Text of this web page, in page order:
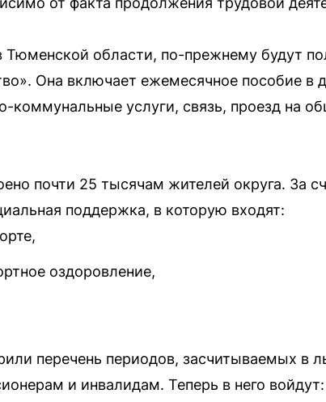
области, по-прежнему будут
Она включает ежемесячное пособие в
услуги, связь, проезд на
почти 25 тысячам жителей округа. За
поддержка, в которую входят:
оздоровление,
перечень периодов, засчитываемых в
и инвалидам. Теперь в него войдут: